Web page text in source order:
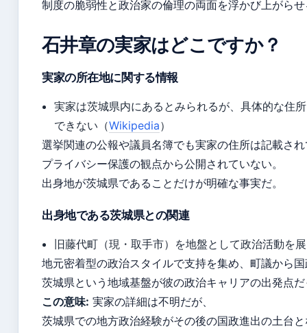
制度の脆弱性と政治家の倫理の両面を浮かび上がら
石井章の実家はどこですか？
実家の所在地に関する情報
実家は茨城県内にあるとみられるが、具体的な住
できない（Wikipedia）
選挙関連の公報や議員名簿でも実家の住所は記載さ
プライバシー保護の観点から公開されていない。
出身地が茨城県であることだけが明確な事実だ。
出身地である茨城県との関連
旧藤代町（現・取手市）を地盤として政治活動を
地元密着型の政治スタイルで支持を集め、町議から
茨城県という地域基盤が彼の政治キャリアの出発点
この意味: 実家の詳細は不明だが、
茨城県での地方政治経験がその後の国政進出の土台